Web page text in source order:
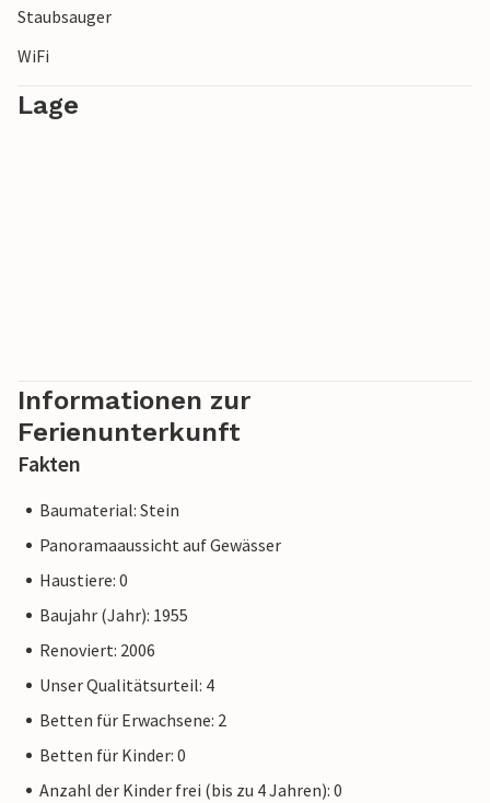
Staubsauger
WiFi
Lage
Informationen zur
Ferienunterkunft
Fakten
Baumaterial: Stein
Panoramaaussicht auf Gewässer
Haustiere: 0
Baujahr (Jahr): 1955
Renoviert: 2006
Unser Qualitätsurteil: 4
Betten für Erwachsene: 2
Betten für Kinder: 0
Anzahl der Kinder frei (bis zu 4 Jahren): 0